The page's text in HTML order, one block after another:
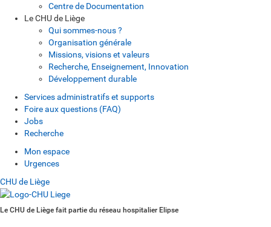
Centre de Documentation
Le CHU de Liège
Qui sommes-nous ?
Organisation générale
Missions, visions et valeurs
Recherche, Enseignement, Innovation
Développement durable
Services administratifs et supports
Foire aux questions (FAQ)
Jobs
Recherche
Mon espace
Urgences
CHU de Liège
Le CHU de Liège fait partie du réseau hospitalier Elipse